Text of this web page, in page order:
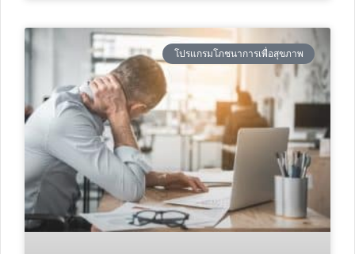
โปรแกรมโภชนาการเพื่อสุขภาพ